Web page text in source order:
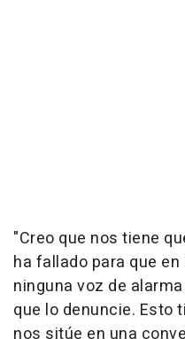
"Creo que nos tiene
ha fallado para que
ninguna voz de
que lo denuncie. Esto
nos sitúe en una